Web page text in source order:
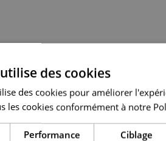
accessoires tels que des
tel que des fusils et des
des cookies
des cookies pour améliorer
les cookies conformément à notre
Performance Ciblage